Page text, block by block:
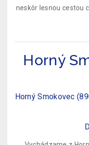
neskôr lesnou cestou
Horný
Horný Smokovec